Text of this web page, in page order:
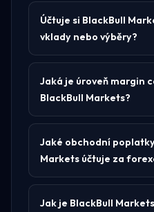
Účtuje si BlackBull
vklady nebo výběry?
Jaká je úroveň margin
BlackBull Markets?
Jaké obchodní
Markets účtuje za
Jak je BlackBull